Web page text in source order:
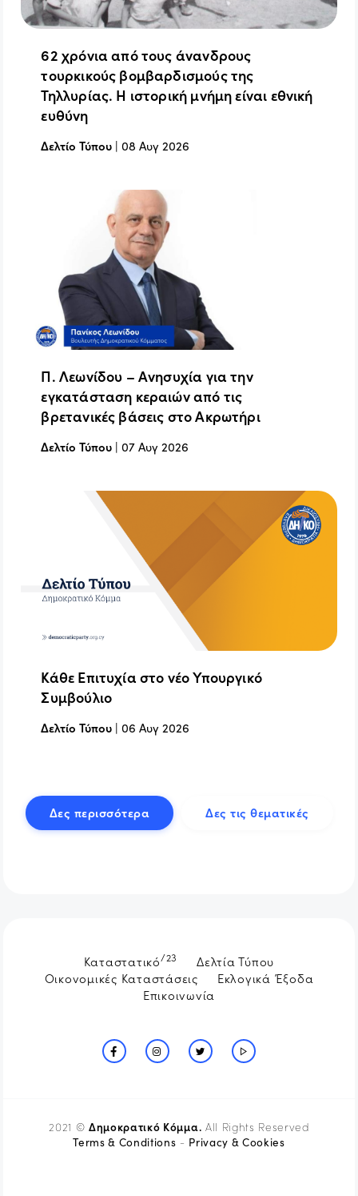
62 χρόνια από τους άνανδρους
τουρκικούς βομβαρδισμούς της
Τηλλυρίας. Η ιστορική μνήμη είναι εθνική
ευθύνη
Δελτίο Τύπου |08 Αυγ 2026
Π. Λεωνίδου – Ανησυχία για την
εγκατάσταση κεραιών από τις
βρετανικές βάσεις στο Ακρωτήρι
Δελτίο Τύπου |07 Αυγ 2026
Κάθε Επιτυχία στο νέο Υπουργικό
Συμβούλιο
Δελτίο Τύπου |06 Αυγ 2026
Δες περισσότερα Δες τις θεματικές
Καταστατικό/23
Δελτία Τύπου
Οικονομικές Καταστάσεις
Εκλογικά Έξοδα
Επικοινωνία
2021 ©Δημοκρατικό Κόμμα. All Rights Reserved
Terms & Conditions - Privacy & Cookies